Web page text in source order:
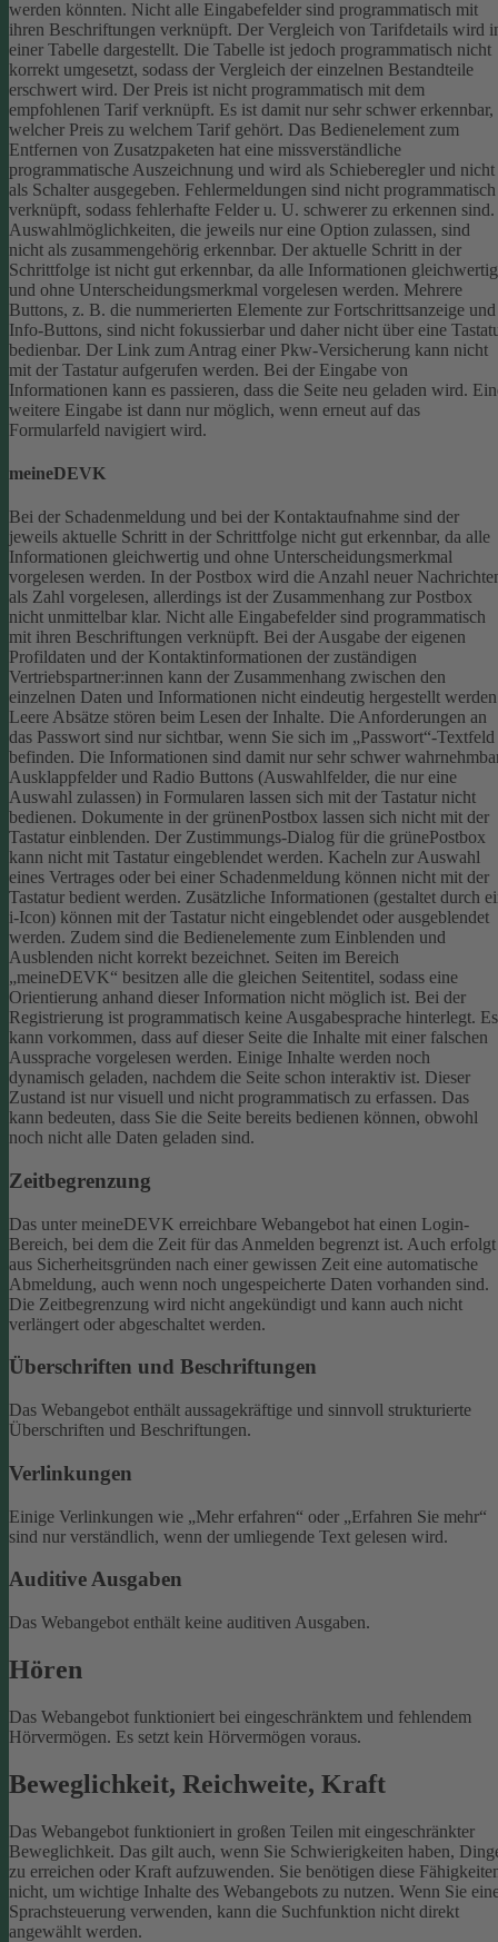
werden könnten. Nicht alle Eingabefelder sind programmatisch mit
ihren Beschriftungen verknüpft. Der Vergleich von Tarifdetails wird
einer Tabelle dargestellt. Die Tabelle ist jedoch programmatisch nicht
korrekt umgesetzt, sodass der Vergleich der einzelnen Bestandteile
erschwert wird. Der Preis ist nicht programmatisch mit dem
empfohlenen Tarif verknüpft. Es ist damit nur sehr schwer erkennbar,
welcher Preis zu welchem Tarif gehört. Das Bedienelement zum
Entfernen von Zusatzpaketen hat eine missverständliche
programmatische Auszeichnung und wird als Schieberegler und nicht
als Schalter ausgegeben. Fehlermeldungen sind nicht programmatisch
verknüpft, sodass fehlerhafte Felder u. U. schwerer zu erkennen sind.
Auswahlmöglichkeiten, die jeweils nur eine Option zulassen, sind
nicht als zusammengehörig erkennbar. Der aktuelle Schritt in der
Schrittfolge ist nicht gut erkennbar, da alle Informationen gleichwertig
und ohne Unterscheidungsmerkmal vorgelesen werden. Mehrere
Buttons, z. B. die nummerierten Elemente zur Fortschrittsanzeige und
Info-Buttons, sind nicht fokussierbar und daher nicht über eine
bedienbar. Der Link zum Antrag einer Pkw-Versicherung kann nicht
mit der Tastatur aufgerufen werden. Bei der Eingabe von
Informationen kann es passieren, dass die Seite neu geladen wird.
weitere Eingabe ist dann nur möglich, wenn erneut auf das
Formularfeld navigiert wird.
meineDEVK
Bei der Schadenmeldung und bei der Kontaktaufnahme sind der
jeweils aktuelle Schritt in der Schrittfolge nicht gut erkennbar, da alle
Informationen gleichwertig und ohne Unterscheidungsmerkmal
vorgelesen werden. In der Postbox wird die Anzahl neuer
als Zahl vorgelesen, allerdings ist der Zusammenhang zur Postbox
nicht unmittelbar klar. Nicht alle Eingabefelder sind programmatisch
mit ihren Beschriftungen verknüpft. Bei der Ausgabe der eigenen
Profildaten und der Kontaktinformationen der zuständigen
Vertriebspartner:innen kann der Zusammenhang zwischen den
einzelnen Daten und Informationen nicht eindeutig hergestellt
Leere Absätze stören beim Lesen der Inhalte. Die Anforderungen an
das Passwort sind nur sichtbar, wenn Sie sich im „Passwort“-Textfeld
befinden. Die Informationen sind damit nur sehr schwer
Ausklappfelder und Radio Buttons (Auswahlfelder, die nur eine
Auswahl zulassen) in Formularen lassen sich mit der Tastatur nicht
bedienen. Dokumente in der grünenPostbox lassen sich nicht mit der
Tastatur einblenden. Der Zustimmungs-Dialog für die grünePostbox
kann nicht mit Tastatur eingeblendet werden. Kacheln zur Auswahl
eines Vertrages oder bei einer Schadenmeldung können nicht mit der
Tastatur bedient werden. Zusätzliche Informationen (gestaltet durch
i-Icon) können mit der Tastatur nicht eingeblendet oder ausgeblendet
werden. Zudem sind die Bedienelemente zum Einblenden und
Ausblenden nicht korrekt bezeichnet. Seiten im Bereich
„meineDEVK“ besitzen alle die gleichen Seitentitel, sodass eine
Orientierung anhand dieser Information nicht möglich ist. Bei der
Registrierung ist programmatisch keine Ausgabesprache hinterlegt. Es
kann vorkommen, dass auf dieser Seite die Inhalte mit einer falschen
Aussprache vorgelesen werden. Einige Inhalte werden noch
dynamisch geladen, nachdem die Seite schon interaktiv ist. Dieser
Zustand ist nur visuell und nicht programmatisch zu erfassen. Das
kann bedeuten, dass Sie die Seite bereits bedienen können, obwohl
noch nicht alle Daten geladen sind.
Zeitbegrenzung
Das unter meineDEVK erreichbare Webangebot hat einen Login-
Bereich, bei dem die Zeit für das Anmelden begrenzt ist. Auch erfolgt
aus Sicherheitsgründen nach einer gewissen Zeit eine automatische
Abmeldung, auch wenn noch ungespeicherte Daten vorhanden sind.
Die Zeitbegrenzung wird nicht angekündigt und kann auch nicht
verlängert oder abgeschaltet werden.
Überschriften und Beschriftungen
Das Webangebot enthält aussagekräftige und sinnvoll strukturierte
Überschriften und Beschriftungen.
Verlinkungen
Einige Verlinkungen wie „Mehr erfahren“ oder „Erfahren Sie mehr“
sind nur verständlich, wenn der umliegende Text gelesen wird.
Auditive Ausgaben
Das Webangebot enthält keine auditiven Ausgaben.
Hören
Das Webangebot funktioniert bei eingeschränktem und fehlendem
Hörvermögen. Es setzt kein Hörvermögen voraus.
Beweglichkeit, Reichweite, Kraft
Das Webangebot funktioniert in großen Teilen mit eingeschränkter
Beweglichkeit. Das gilt auch, wenn Sie Schwierigkeiten haben,
zu erreichen oder Kraft aufzuwenden. Sie benötigen diese
nicht, um wichtige Inhalte des Webangebots zu nutzen. Wenn Sie
Sprachsteuerung verwenden, kann die Suchfunktion nicht direkt
angewählt werden.